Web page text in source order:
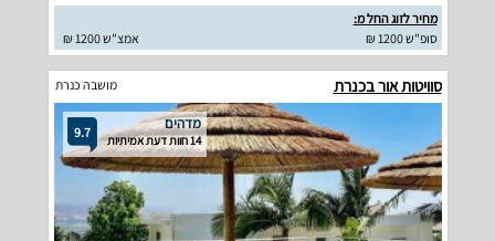
מחיר לזוג החל מ:
סופ"ש 1200 ₪
אמצ"ש 1200 ₪
סוויטות אור בכנרת מושבה כנרת
9.7 מדהים
14 חוות דעת אמיתיות